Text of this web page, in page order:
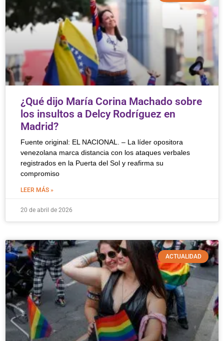
¿Qué dijo María Corina Machado sobre
los insultos a Delcy Rodríguez en
Madrid?
Fuente original: EL NACIONAL. – La líder opositora
venezolana marca distancia con los ataques verbales
registrados en la Puerta del Sol y reafirma su
compromiso
LEER MÁS »
20 de abril de 2026
ACTUALIDAD